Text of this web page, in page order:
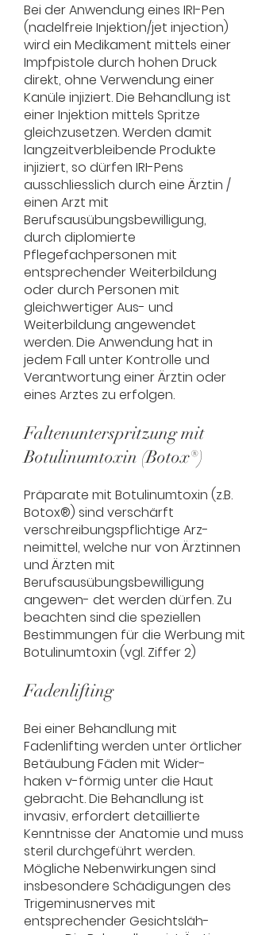
Bei der Anwendung eines IRI-Pen
(nadelfreie Injektion/jet injection)
wird ein Medikament mittels einer
Impfpistole durch hohen Druck
direkt, ohne Verwendung einer
Kanüle injiziert. Die Behandlung ist
einer Injektion mittels Spritze
gleichzusetzen. Werden damit
langzeitverbleibende Produkte
injiziert, so dürfen IRI-Pens
ausschliesslich durch eine Ärztin /
einen Arzt mit
Berufsausübungsbewilligung,
durch diplomierte
Pflegefachpersonen mit
entsprechender Weiterbildung
oder durch Personen mit
gleichwertiger Aus- und
Weiterbildung angewendet
werden. Die Anwendung hat in
jedem Fall unter Kontrolle und
Verantwortung einer Ärztin oder
eines Arztes zu erfolgen.
Faltenunterspritzung mit
Botulinumtoxin (Botox®)
Präparate mit Botulinumtoxin (z.B.
Botox®) sind verschärft
verschreibungspflichtige Arz-
neimittel, welche nur von Ärztinnen
und Ärzten mit
Berufsausübungsbewilligung
angewen- det werden dürfen. Zu
beachten sind die speziellen
Bestimmungen für die Werbung mit
Botulinumtoxin (vgl. Ziffer 2)
Fadenlifting
Bei einer Behandlung mit
Fadenlifting werden unter örtlicher
Betäubung Fäden mit Wider-
haken v-förmig unter die Haut
gebracht. Die Behandlung ist
invasiv, erfordert detaillierte
Kenntnisse der Anatomie und muss
steril durchgeführt werden.
Mögliche Nebenwirkungen sind
insbesondere Schädigungen des
Trigeminusnerves mit
entsprechender Gesichtsläh-